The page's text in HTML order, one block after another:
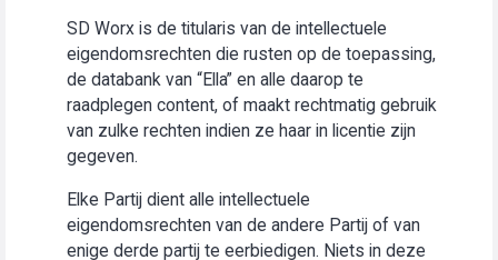
SD Worx is de titularis van de intellectuele
eigendomsrechten die rusten op de toepassing,
de databank van “Ella” en alle daarop te
raadplegen content, of maakt rechtmatig gebruik
van zulke rechten indien ze haar in licentie zijn
gegeven.
Elke Partij dient alle intellectuele
eigendomsrechten van de andere Partij of van
enige derde partij te eerbiedigen. Niets in deze